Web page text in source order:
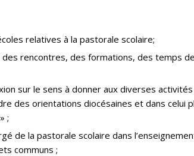
relatives à la pastorale scolaire;
des rencontres, des formations, des temps
sur le sens à donner aux diverses
des orientations diocésaines et dans celui
;
de la pastorale scolaire dans
communs ;